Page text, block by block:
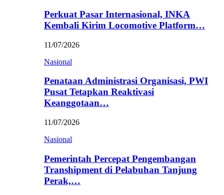
Perkuat Pasar Internasional, INKA
Kembali Kirim Locomotive Platform…
11/07/2026
Nasional
Penataan Administrasi Organisasi, PWI
Pusat Tetapkan Reaktivasi
Keanggotaan…
11/07/2026
Nasional
Pemerintah Percepat Pengembangan
Transhipment di Pelabuhan Tanjung
Perak,…